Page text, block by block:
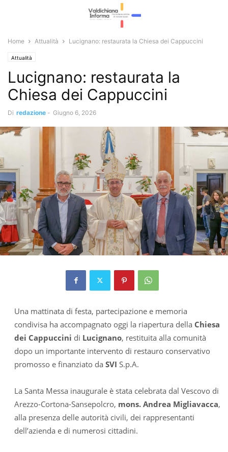
Home Attualità Lucignano: restaurata la Chiesa dei Cappuccini
Attualità
Lucignano: restaurata la
Chiesa dei Cappuccini
Di redazione - Giugno 6, 2026
Una mattinata di festa, partecipazione e memoria
condivisa ha accompagnato oggi la riapertura della Chiesa
dei Cappuccini di Lucignano, restituita alla comunità
dopo un importante intervento di restauro conservativo
promosso e finanziato da SVI S.p.A.
La Santa Messa inaugurale è stata celebrata dal Vescovo di
Arezzo-Cortona-Sansepolcro, mons. Andrea Migliavacca,
alla presenza delle autorità civili, dei rappresentanti
dell’azienda e di numerosi cittadini.